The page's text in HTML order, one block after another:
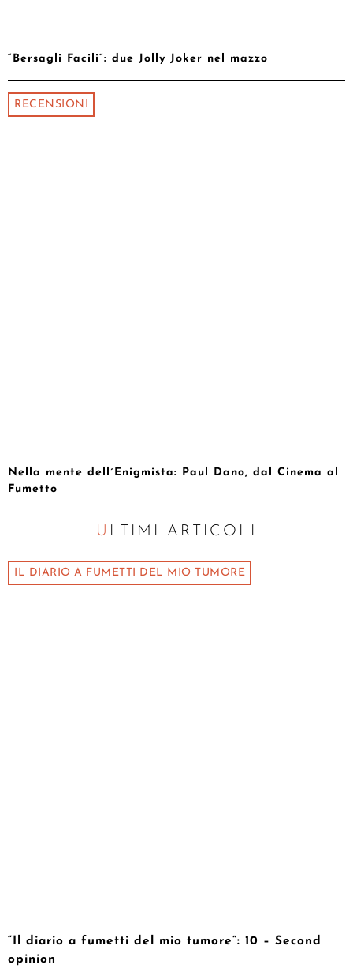
“Bersagli Facili”: due Jolly Joker nel mazzo
RECENSIONI
Nella mente dell´Enigmista: Paul Dano, dal Cinema al
Fumetto
ULTIMI ARTICOLI
IL DIARIO A FUMETTI DEL MIO TUMORE
“Il diario a fumetti del mio tumore”: 10 – Second
opinion